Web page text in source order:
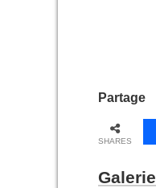
Partage
SHARES
Galerie